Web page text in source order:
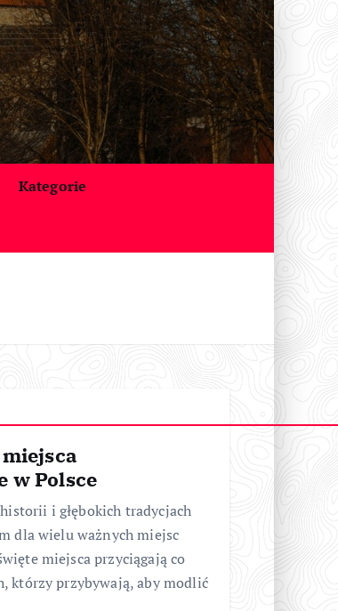
Kategorie
w Polsce
i głębokich tradycjach
dla wielu ważnych miejsc
miejsca przyciągają co
którzy przybywają, aby modlić